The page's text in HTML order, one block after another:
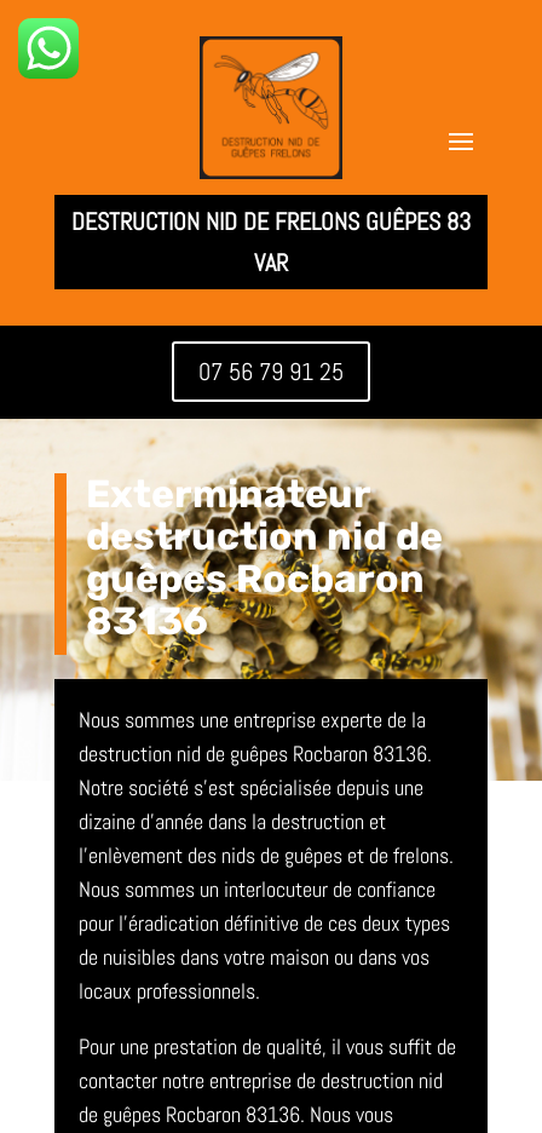
DESTRUCTION NID DE FRELONS GUÊPES 83
VAR
07 56 79 91 25
Exterminateur
destruction nid de
guêpes Rocbaron
83136
Nous sommes une entreprise experte de la
destruction nid de guêpes Rocbaron 83136.
Notre société s’est spécialisée depuis une
dizaine d’année dans la destruction et
l’enlèvement des nids de guêpes et de frelons.
Nous sommes un interlocuteur de confiance
pour l’éradication définitive de ces deux types
de nuisibles dans votre maison ou dans vos
locaux professionnels.
Pour une prestation de qualité, il vous suffit de
contacter notre entreprise de destruction nid
de guêpes Rocbaron 83136. Nous vous